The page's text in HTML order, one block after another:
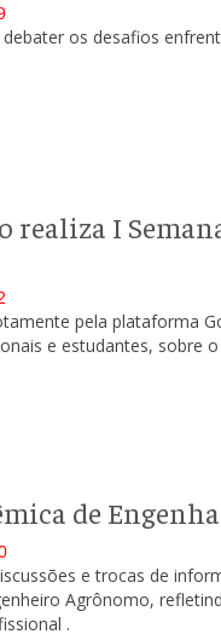
os desafios
realiza I
pela plataforma
e estudantes, sobre
de
e trocas de
Agrônomo,
.